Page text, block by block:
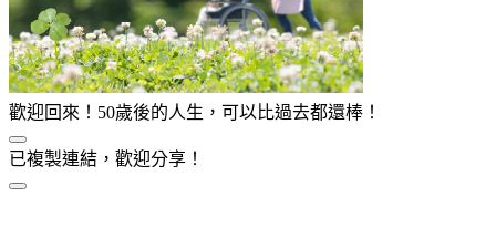
歡迎回來！50歲後的人生，可以比過去都還棒！
已複製連結，歡迎分享！